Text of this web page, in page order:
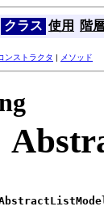
クラス 使用 階
ンストラクタ | メソッド